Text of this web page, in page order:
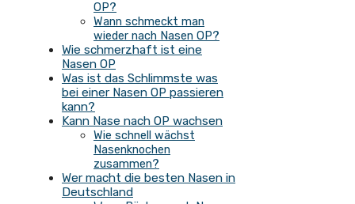
OP?
Wann schmeckt man
wieder nach Nasen OP?
Wie schmerzhaft ist eine
Nasen OP
Was ist das Schlimmste was
bei einer Nasen OP passieren
kann?
Kann Nase nach OP wachsen
Wie schnell wächst
Nasenknochen
zusammen?
Wer macht die besten Nasen in
Deutschland